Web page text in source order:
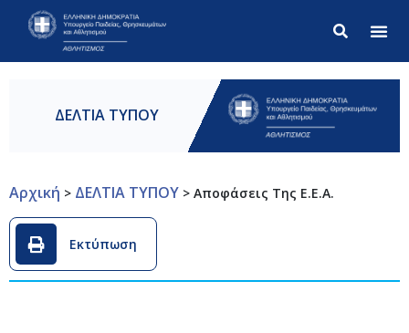
ΔΕΛΤΙΑ ΤΥΠΟΥ
Αρχική > ΔΕΛΤΙΑ ΤΥΠΟΥ > Αποφάσεις Της Ε.Ε.Α.
Εκτύπωση